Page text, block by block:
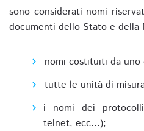
sono considerati nomi
documenti dello Stato e della
nomi costituiti da
tutte le unità di
i nomi dei
telnet, ecc...);